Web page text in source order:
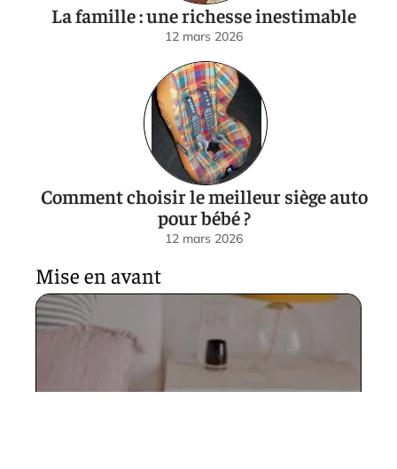
La famille : une richesse inestimable
12 mars 2026
Comment choisir le meilleur siège auto
pour bébé ?
12 mars 2026
Mise en avant
Les meilleures marques de